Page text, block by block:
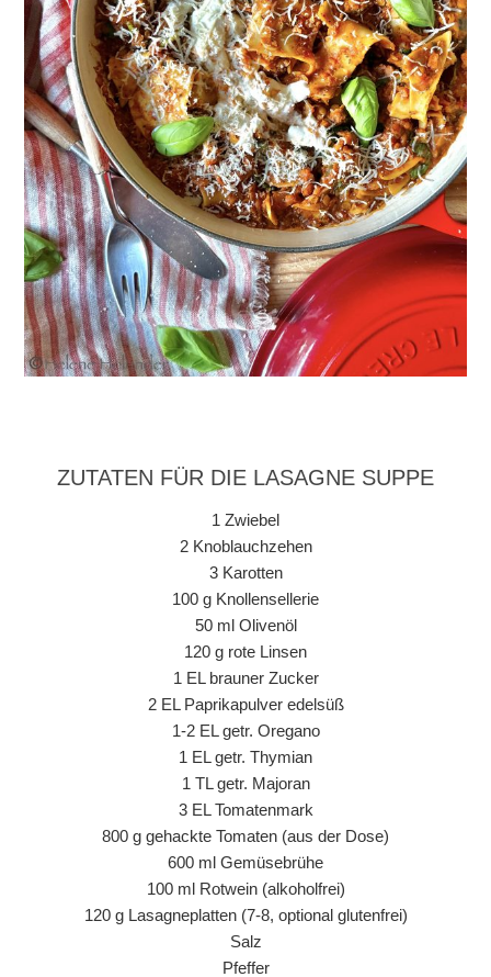
ZUTATEN FÜR DIE LASAGNE SUPPE
1 Zwiebel
2 Knoblauchzehen
3 Karotten
100 g Knollensellerie
50 ml Olivenöl
120 g rote Linsen
1 EL brauner Zucker
2 EL Paprikapulver edelsüß
1-2 EL getr. Oregano
1 EL getr. Thymian
1 TL getr. Majoran
3 EL Tomatenmark
800 g gehackte Tomaten (aus der Dose)
600 ml Gemüsebrühe
100 ml Rotwein (alkoholfrei)
120 g Lasagneplatten (7-8, optional glutenfrei)
Salz
Pfeffer